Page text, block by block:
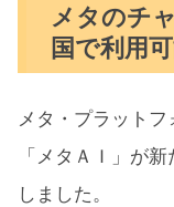
メタのチ
国で利用
メタ・プラット
「メタＡＩ」が
しました。